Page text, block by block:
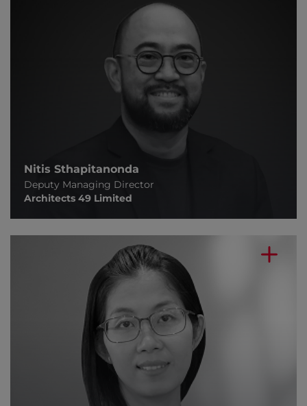
Nitis Sthapitanonda
Deputy Managing Director
Architects 49 Limited